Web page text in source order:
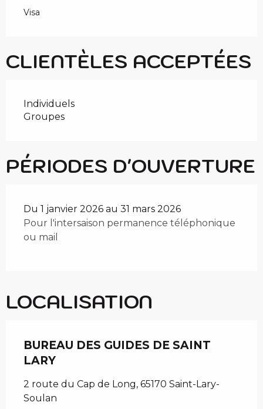
Visa
CLIENTÈLES ACCEPTÉES
Individuels
Groupes
PÉRIODES D'OUVERTURE
Du 1 janvier 2026 au 31 mars 2026
Pour l'intersaison permanence téléphonique
ou mail
LOCALISATION
BUREAU DES GUIDES DE SAINT
LARY
2 route du Cap de Long, 65170 Saint-Lary-
Soulan